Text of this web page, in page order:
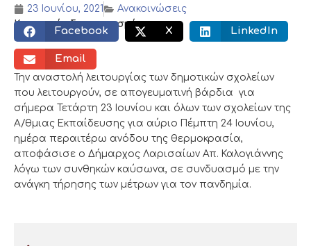
23 Ιουνίου, 2021
Ανακοινώσεις
Κοινωνικός διαμοιρασμός:
Facebook X LinkedIn
Email
Την αναστολή λειτουργίας των δημοτικών σχολείων
που λειτουργούν, σε απογευματινή βάρδια για
σήμερα Τετάρτη 23 Ιουνίου και όλων των σχολείων της
Α/θμιας Εκπαίδευσης για αύριο Πέμπτη 24 Ιουνίου,
ημέρα περαιτέρω ανόδου της θερμοκρασία,
αποφάσισε ο Δήμαρχος Λαρισαίων Απ. Καλογιάννης
λόγω των συνθηκών καύσωνα, σε συνδυασμό με την
ανάγκη τήρησης των μέτρων για τον πανδημία.